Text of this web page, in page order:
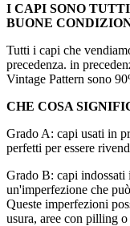
I CAPI SONO
BUONE
Tutti i capi che
precedenza. in
Vintage Pattern sono
CHE COSA
Grado A: capi usati in
perfetti per essere
Grado B: capi indossati
un'imperfezione che
Queste imperfezioni
usura, aree con pilling